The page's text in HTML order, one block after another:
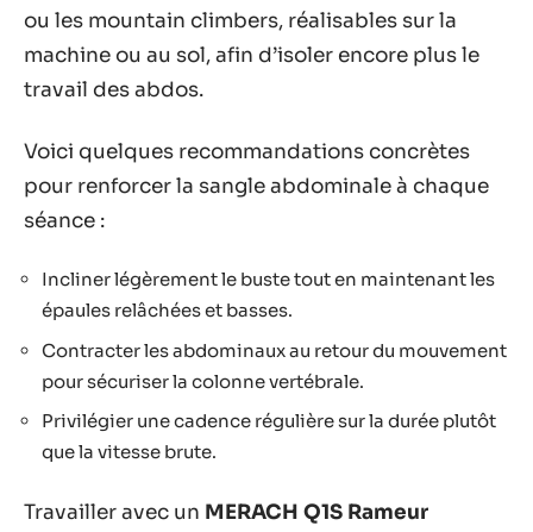
ou les mountain climbers, réalisables sur la
machine ou au sol, afin d’isoler encore plus le
travail des abdos.
Voici quelques recommandations concrètes
pour renforcer la sangle abdominale à chaque
séance :
Incliner légèrement le buste tout en maintenant les
épaules relâchées et basses.
Contracter les abdominaux au retour du mouvement
pour sécuriser la colonne vertébrale.
Privilégier une cadence régulière sur la durée plutôt
que la vitesse brute.
Travailler avec un MERACH Q1S Rameur